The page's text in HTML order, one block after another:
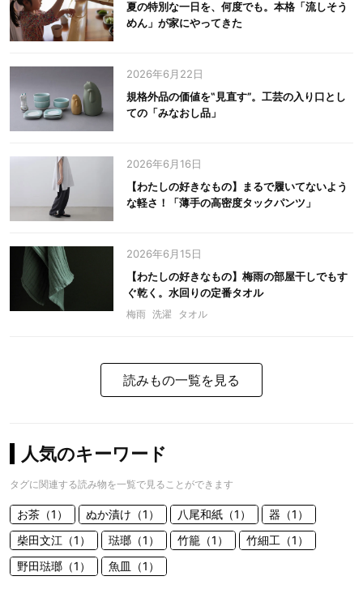
夏の特別な一日を、何度でも。本格「流しそう
めん」が家にやってきた
2026年6月22日
規格外品の価値を‟見直す”。工芸の入り口とし
ての「みなおし品」
2026年6月16日
【わたしの好きなもの】まるで履いてないよう
な軽さ！「薄手の高密度タックパンツ」
2026年6月15日
【わたしの好きなもの】梅雨の部屋干しでもす
ぐ乾く。水回りの定番タオル
梅雨 洗濯 タオル
読みもの一覧を見る
人気のキーワード
タグに関連する読み物を一覧で見ることができます
お茶（1） ぬか漬け（1） 八尾和紙（1）
器（1）
柴田文江（1）
琺瑯（1） 竹籠（1）
竹細工（1）
野田琺瑯（1）
魚皿（1）